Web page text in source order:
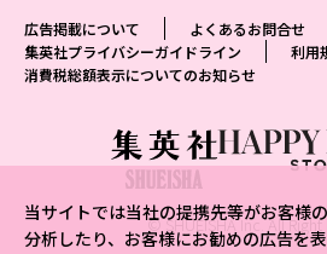
当サイトでは当社の提携先等がお客様
分析したり、お客様にお勧めの広告を
ジャンプルーキー！
S-MANGA
集英社コミック文庫
週刊ヤングジャンプ
ヤングジャンプ定期購読デジタル
となりのヤングジャンプ
グランドジャンプ
ウルトラジャンプ
マーガレット
別冊マーガレット
リマコミ
マンガMeets
集英社コミック文庫
マンガMee公式サイト
リマコミ
office YOU
eclat
T JAPAN
MEN'S NON-NO
集英社オンライン
アジア人物史
集英社新書プラス - 知の水先案内人
kotoba
情報・知識＆オピニオン imidas
ダッシュエックス文庫公式サイト
集英社Webマガジン コバルト
集英社の児童図書 S-KIDS.LAND
HAPPY PLUS STORE
SHUEISHA VOX
LEEマルシェ
eclat premium
mirabella homme
広告掲載について
よくあるお問合せ
集英社プライバシーガイドライン
利用
消費税総額表示についてのお知らせ
© SHUEISHA Inc. All